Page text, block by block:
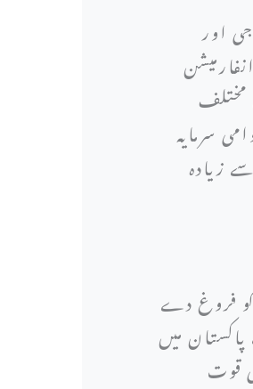
اور
سرمایہ
زیادہ
کو فروغ دے
آبادی کے ساتھ، پاکستان میں
قوت